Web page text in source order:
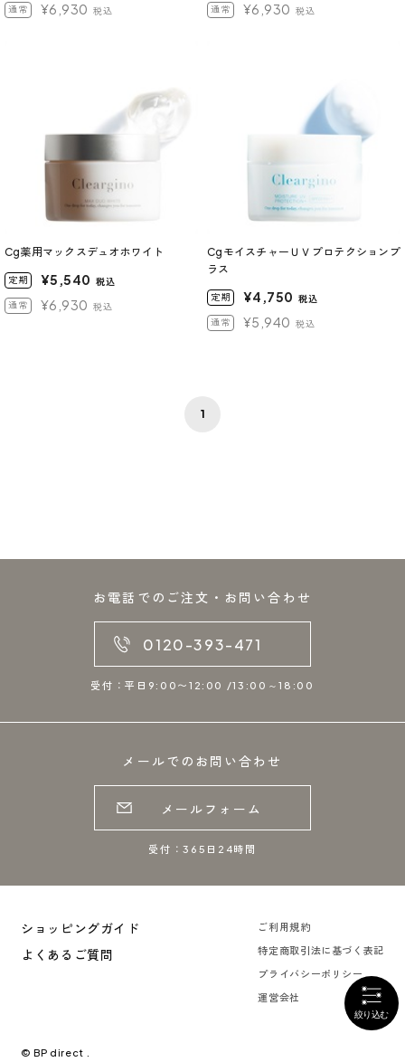
通常 ¥6,930 税込 通常 ¥6,930 税込
Cg薬用マックスデュオホワイト
定期 ¥5,540 税込
通常 ¥6,930 税込
CgモイスチャーＵＶプロテクションプ
ラス
定期 ¥4,750 税込
通常 ¥5,940 税込
1
お電話でのご注文・お問い合わせ
0120-393-471
受付：平日9:00〜12:00 /13:00～18:00
メールでのお問い合わせ
メールフォーム
受付：365日24時間
ショッピングガイド
よくあるご質問
ご利用規約
特定商取引法に基づく表記
プライバシーポリシー
運営会社
© BP direct .